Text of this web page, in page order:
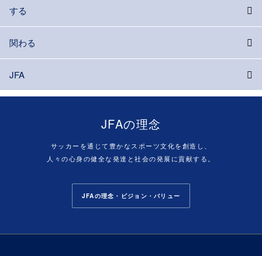
する
関わる
JFA
JFAの理念
サッカーを通じて豊かなスポーツ文化を創造し、
人々の心身の健全な発達と社会の発展に貢献する。
JFAの理念・ビジョン・バリュー